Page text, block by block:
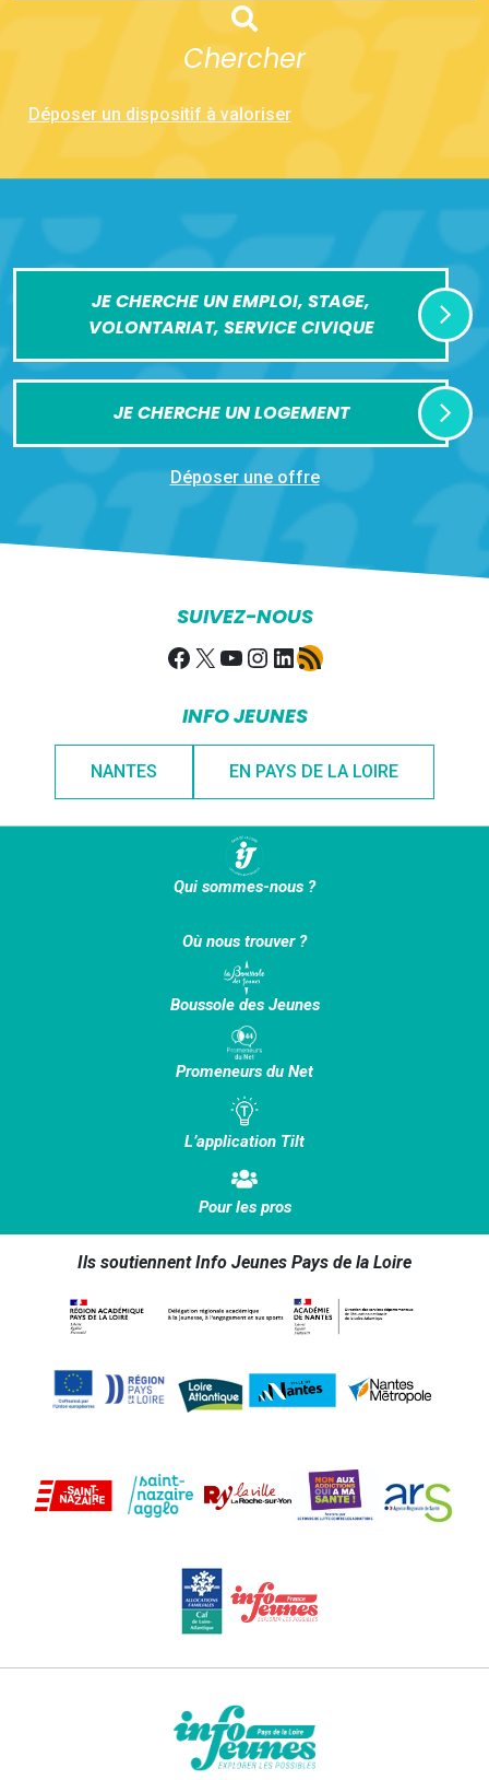
Chercher
Déposer un dispositif à valoriser
JE CHERCHE UN EMPLOI, STAGE,
VOLONTARIAT, SERVICE CIVIQUE
JE CHERCHE UN LOGEMENT
Déposer une offre
SUIVEZ-NOUS
Facebook
X YouTube
Instagram
LinkedIn
Flux RSS
INFO JEUNES
NANTES EN PAYS DE LA LOIRE
Qui sommes-nous ?
Où nous trouver ?
Boussole des Jeunes
Promeneurs du Net
L’application Tilt
Pour les pros
Ils soutiennent Info Jeunes Pays de la Loire